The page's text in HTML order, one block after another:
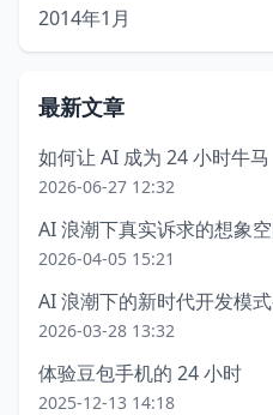
2014年1月
最新文章
如何让 AI 成为 24 小时牛
2026-06-27 12:32
AI 浪潮下真实诉求的想象
2026-04-05 15:21
AI 浪潮下的新时代开发模
2026-03-28 13:32
体验豆包手机的 24 小时
2025-12-13 14:18